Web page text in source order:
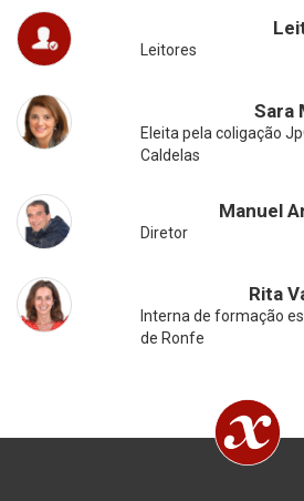
Leitores
Sara
Eleita pela coligação
Caldelas
Manuel
Diretor
Rita
Interna de formação
de Ronfe